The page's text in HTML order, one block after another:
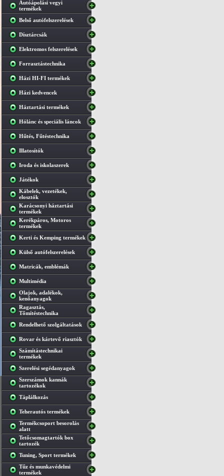
Autóápolási vegyi
termékek
Belső autófelszerelések
Dísztárcsák
Elektromos felszerelések
Forrasztástechnika
Házi HI-FI termékek
Házi kedvencek
Háztartási termékek
Hólánc és speciális láncok
Hűtés, Fűtéstechnika
Illatosítók
Iroda és iskolaszerek
Játékok
Kábelek, vezetékek,
elosztók
Karácsonyi háztartási
termékek
Kerékpáros, Motoros
termékek
Kerti és Kemping termékek
Külső autófelszerelések
Matricák, emblémák
Multimédia
Olajok, adalékok,
kenőanyagok
Ragasztás,
Tőmítéstechnika
Rendelhető szolgáltatások
Rovar és kártevő riasztók
Számítástechnikai
termékek
Szerelési segédanyagok
Szerszámok kannák
tartozékok
Táplálkozás
Teherautós termékek
Termékcsoport besorolás
alatt
Tetőcsomagtartók box
tartozék
Tuning, Sport termékek
Tűz és munkavédelmi
termékek